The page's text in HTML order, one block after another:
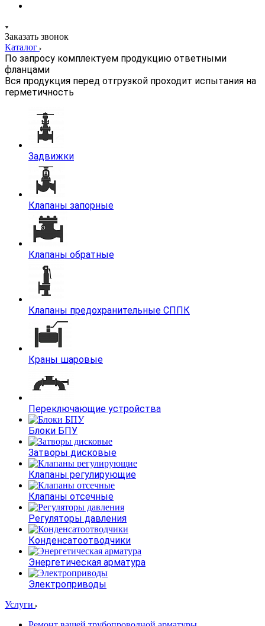
Заказать звонок
Каталог
По запросу комплектуем продукцию ответными
фланцами
Вся продукция перед отгрузкой проходит испытания на
герметичность
Задвижки
Клапаны запорные
Клапаны обратные
Клапаны предохранительные СППК
Краны шаровые
Переключающие устройства
Блоки БПУ
Затворы дисковые
Клапаны регулирующие
Клапаны отсечные
Регуляторы давления
Конденсатоотводчики
Энергетическая арматура
Электроприводы
Услуги